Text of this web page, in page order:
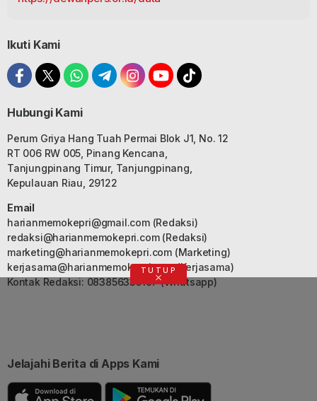
Ikuti Kami
Hubungi Kami
Perum Griya Hang Tuah Permai Blok J1, No. 12
RT 006 RW 005, Pinang Kencana,
Tanjungpinang Timur, Tanjungpinang,
Kepulauan Riau, 29122
Email
harianmemokepri@gmail.com(Redaksi)
redaksi@harianmemokepri.com(Redaksi)
marketing@harianmemokepri.com(Marketing)
kerjasama@harianmemokepri.com(Kerjasama)
Kontak Redaksi: 083856335187 (Whatsapp)
Jelajahi Berita di Apps Kami
TUTUP